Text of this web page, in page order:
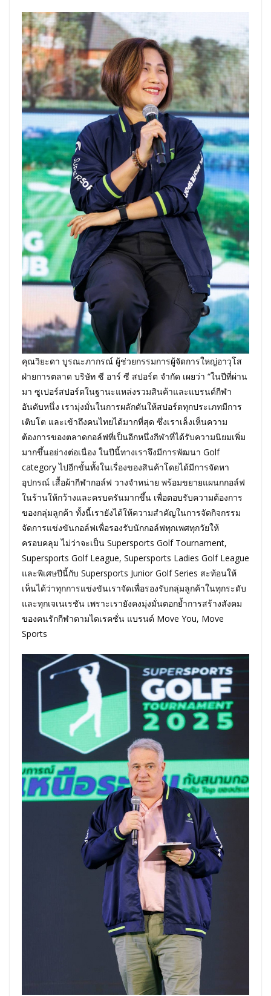
คุณวิยะดา บูรณะภากรณ์ ผู้ช่วยกรรมการผู้จัดการใหญ่อาวุโส
ฝ่ายการตลาด บริษัท ซี อาร์ ซี สปอร์ต จำกัด เผยว่า “ในปีที่ผ่าน
มา ซูเปอร์สปอร์ตในฐานะแหล่งรวมสินค้าและแบรนด์กีฬา
อันดับหนึ่ง เรามุ่งมั่นในการผลักดันให้สปอร์ตทุกประเภทมีการ
เติบโต และเข้าถึงคนไทยได้มากที่สุด ซึ่งเราเล็งเห็นความ
ต้องการของตลาดกอล์ฟที่เป็นอีกหนึ่งกีฬาที่ได้รับความนิยมเพิ่ม
มากขึ้นอย่างต่อเนื่อง ในปีนี้ทางเราจึงมีการพัฒนา Golf
category ไปอีกขั้นทั้งในเรื่องของสินค้าโดยได้มีการจัดหา
อุปกรณ์ เสื้อผ้ากีฬากอล์ฟ วางจำหน่าย พร้อมขยายแผนกกอล์ฟ
ในร้านให้กว้างและครบครันมากขึ้น เพื่อตอบรับความต้องการ
ของกลุ่มลูกค้า ทั้งนี้เรายังได้ให้ความสำคัญในการจัดกิจกรรม
จัดการแข่งขันกอล์ฟเพื่อรองรับนักกอล์ฟทุกเพศทุกวัยให้
ครอบคลุม ไม่ว่าจะเป็น Supersports Golf Tournament,
Supersports Golf League, Supersports Ladies Golf League
และพิเศษปีนี้กับ Supersports Junior Golf Series สะท้อนให้
เห็นได้ว่าทุกการแข่งขันเราจัดเพื่อรองรับกลุ่มลูกค้าในทุกระดับ
และทุกเจเนเรชัน เพราะเรายังคงมุ่งมั่นตอกย้ำการสร้างสังคม
ของคนรักกีฬาตามไดเรคชั่น แบรนด์ Move You, Move
Sports